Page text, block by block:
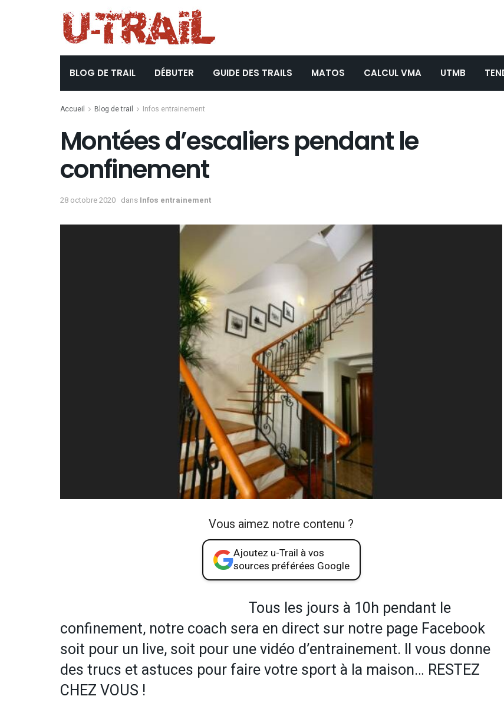
BLOG DE TRAIL DÉBUTER GUIDE DES TRAILS MATOS CALCUL VMA UTMB
Accueil Blog de trail Infos entrainement
Montées d’escaliers pendant le
confinement
28 octobre 2020 dans Infos entrainement
Vous aimez notre contenu ?
Ajoutez u-Trail à vos
sources préférées Google
Tous les jours à 10h pendant le
confinement, notre coach sera en direct sur notre page Facebook
soit pour un live, soit pour une vidéo d’entrainement. Il vous donne
des trucs et astuces pour faire votre sport à la maison… RESTEZ
CHEZ VOUS !